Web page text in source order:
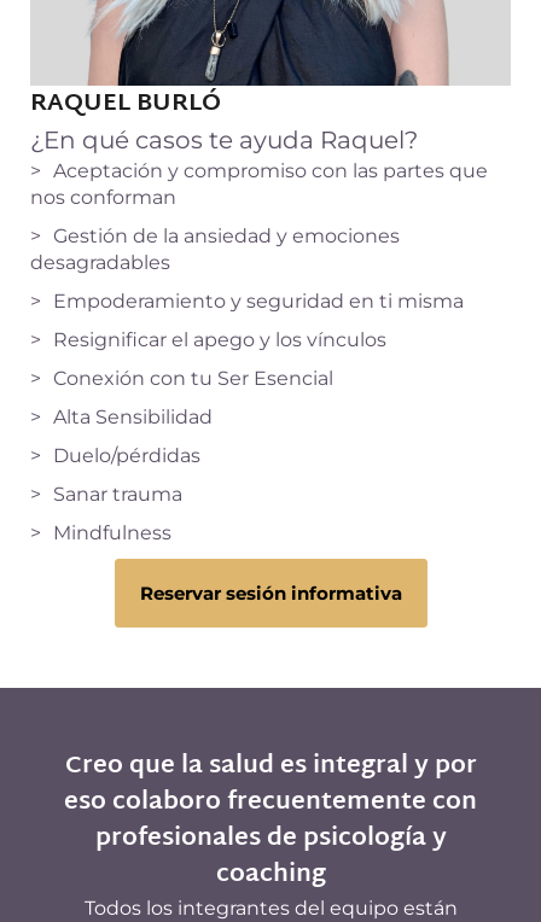
RAQUEL BURLÓ
¿En qué casos te ayuda Raquel?
Aceptación y compromiso con las partes que
nos conforman
Gestión de la ansiedad y emociones
desagradables
Empoderamiento y seguridad en ti misma
Resignificar el apego y los vínculos
Conexión con tu Ser Esencial
Alta Sensibilidad
Duelo/pérdidas
Sanar trauma
Mindfulness
Reservar sesión informativa
Creo que la salud es integral y por
eso colaboro frecuentemente con
profesionales de psicología y
coaching
Todos los integrantes del equipo están